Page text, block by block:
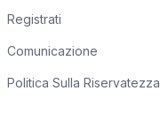
Registrati
Comunicazione
Politica Sulla Riservatezza